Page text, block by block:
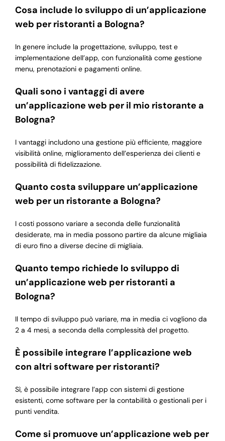
Cosa include lo sviluppo di un’applicazione
web per ristoranti a Bologna?
In genere include la progettazione, sviluppo, test e
implementazione dell’app, con funzionalità come gestione
menu, prenotazioni e pagamenti online.
Quali sono i vantaggi di avere
un’applicazione web per il mio ristorante a
Bologna?
I vantaggi includono una gestione più efficiente, maggiore
visibilità online, miglioramento dell’esperienza dei clienti e
possibilità di fidelizzazione.
Quanto costa sviluppare un’applicazione
web per un ristorante a Bologna?
I costi possono variare a seconda delle funzionalità
desiderate, ma in media possono partire da alcune migliaia
di euro fino a diverse decine di migliaia.
Quanto tempo richiede lo sviluppo di
un’applicazione web per ristoranti a
Bologna?
Il tempo di sviluppo può variare, ma in media ci vogliono da
2 a 4 mesi, a seconda della complessità del progetto.
È possibile integrare l’applicazione web
con altri software per ristoranti?
Sì, è possibile integrare l’app con sistemi di gestione
esistenti, come software per la contabilità o gestionali per i
punti vendita.
Come si promuove un’applicazione web per